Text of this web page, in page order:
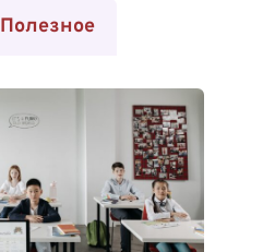
Полезное